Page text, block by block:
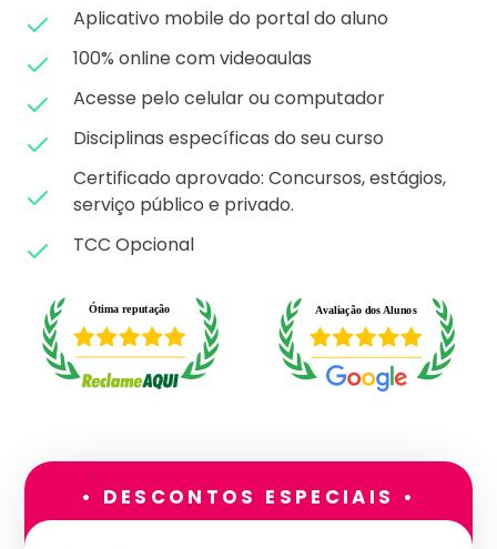
Aplicativo mobile do portal do aluno
100% online com videoaulas
Acesse pelo celular ou computador
Disciplinas específicas do seu curso
Certificado aprovado: Concursos, estágios,
serviço público e privado.
TCC Opcional
• DESCONTOS ESPECIAIS •